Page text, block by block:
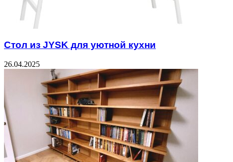
Стол из JYSK для уютной кухни
26.04.2025